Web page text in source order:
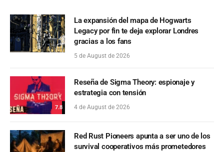
La expansión del mapa de Hogwarts
Legacy por fin te deja explorar Londres
gracias a los fans
5 de August de 2026
7.8
Reseña de Sigma Theory: espionaje y
estrategia con tensión
4 de August de 2026
Red Rust Pioneers apunta a ser uno de los
survival cooperativos más prometedores